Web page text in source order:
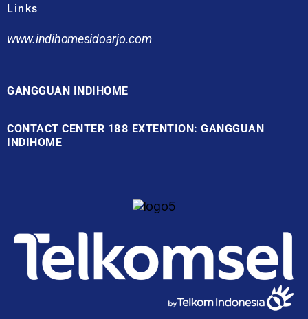
Links
www.indihomesidoarjo.com
GANGGUAN INDIHOME
CONTACT CENTER 188 EXTENTION: GANGGUAN
INDIHOME